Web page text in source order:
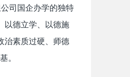
司国企办学的独特
以德立学、以德施
治素质过硬、师德
。